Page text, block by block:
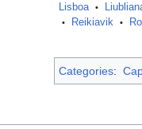
Lisboa •
• Reikiavik •
Categories: